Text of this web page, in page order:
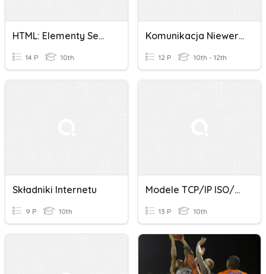
HTML: Elementy Semantyczne
14 P 10th
Komunikacja Niewerbalna
12 P 10th - 12th
Składniki Internetu
9 P 10th
Modele TCP/IP ISO/Osi, Symbole Oznaczenia W Pocket Tracer
13 P 10th